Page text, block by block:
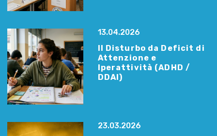
13.04.2026
Il Disturbo da Deficit di
Attenzione e
Iperattività (ADHD /
DDAI)
23.03.2026